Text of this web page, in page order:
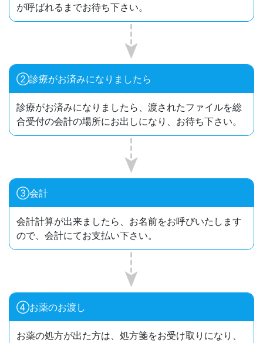
が呼ばれるまでお待ち下さい。
②診療がお済みになりましたら
診療がお済みになりましたら、渡されたファイルを総
合受付の会計の場所にお出しになり、お待ち下さい。
③会計
会計計算が出来ましたら、お名前をお呼びいたします
ので、会計にてお支払い下さい。
④お薬のお渡し
お薬の処方が出た方は、処方箋をお受け取りになり、